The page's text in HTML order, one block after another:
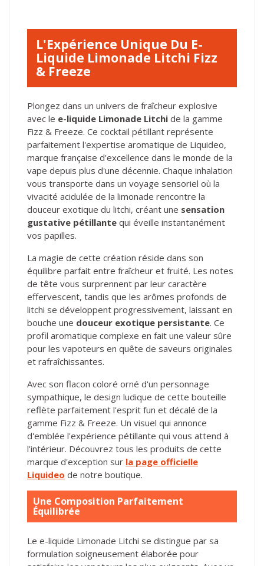
L'Expérience Unique Du E-
Liquide Limonade Litchi Fizz
& Freeze
Plongez dans un univers de fraîcheur explosive
avec le e-liquide Limonade Litchi de la gamme
Fizz & Freeze. Ce cocktail pétillant représente
parfaitement l'expertise aromatique de Liquideo,
marque française d'excellence dans le monde de la
vape depuis plus d'une décennie. Chaque inhalation
vous transporte dans un voyage sensoriel où la
vivacité acidulée de la limonade rencontre la
douceur exotique du litchi, créant une sensation
gustative pétillante qui éveille instantanément
vos papilles.
La magie de cette création réside dans son
équilibre parfait entre fraîcheur et fruité. Les notes
de tête vous surprennent par leur caractère
effervescent, tandis que les arômes profonds de
litchi se développent progressivement, laissant en
bouche une douceur exotique persistante. Ce
profil aromatique complexe en fait une valeur sûre
pour les vapoteurs en quête de saveurs originales
et rafraîchissantes.
Avec son flacon coloré orné d'un personnage
sympathique, le design ludique de cette bouteille
reflète parfaitement l'esprit fun et décalé de la
gamme Fizz & Freeze. Un visuel qui annonce
d'emblée l'expérience pétillante qui vous attend à
l'intérieur. Découvrez tous les produits de cette
marque d'exception sur la page officielle
Liquideo de notre boutique.
Une Composition Parfaitement
Équilibrée
Le e-liquide Limonade Litchi se distingue par sa
formulation soigneusement élaborée pour